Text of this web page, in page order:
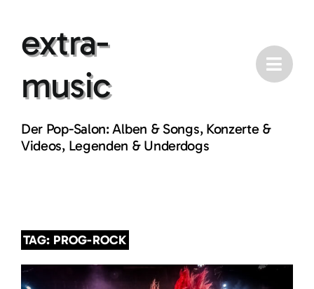
contentextra-
music
Der Pop-Salon: Alben & Songs, Konzerte &
Videos, Legenden & Underdogs
TAG: PROG-ROCK